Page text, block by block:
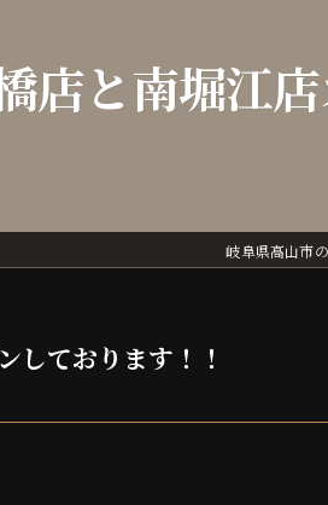
店と南堀江
岐阜県高山市
しております！！